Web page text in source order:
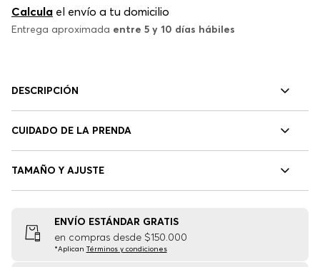
Calcula el envío a tu domicilio
Entrega aproximada entre 5 y 10 días hábiles
DESCRIPCIÓN
CUIDADO DE LA PRENDA
TAMAÑO Y AJUSTE
ENVÍO ESTÁNDAR GRATIS
en compras desde $150.000
*Aplican Términos y condiciones